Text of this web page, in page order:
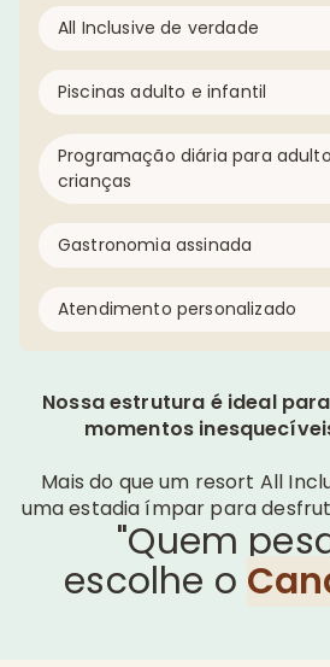
All Inclusive de verdade
Piscinas adulto e infantil
Programação diária para
crianças
Gastronomia assinada
Atendimento personalizado
Nossa estrutura é ideal
momentos
Mais do que um resort All
uma estadia ímpar para
"Quem
escolhe o